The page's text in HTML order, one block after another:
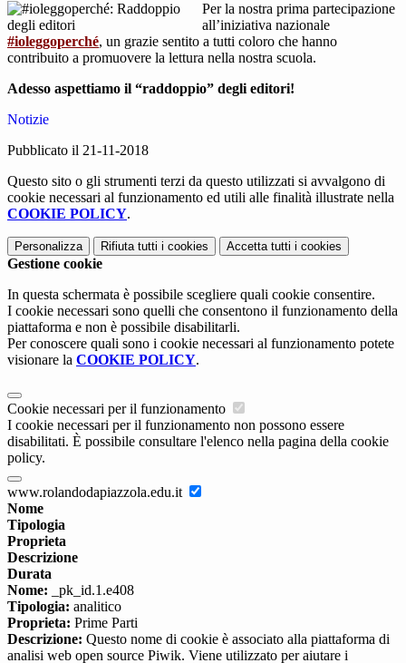
Per la nostra prima partecipazione
all’iniziativa nazionale
#ioleggoperché, un grazie sentito a tutti coloro che hanno
contribuito a promuovere la lettura nella nostra scuola.
Adesso aspettiamo il “raddoppio” degli editori!
Notizie
Pubblicato il 21-11-2018
Questo sito o gli strumenti terzi da questo utilizzati si avvalgono di
cookie necessari al funzionamento ed utili alle finalità illustrate nella
COOKIE POLICY.
Personalizza Rifiuta tutti i cookies Accetta tutti i cookies
Gestione cookie
In questa schermata è possibile scegliere quali cookie consentire.
I cookie necessari sono quelli che consentono il funzionamento della
piattaforma e non è possibile disabilitarli.
Per conoscere quali sono i cookie necessari al funzionamento potete
visionare la COOKIE POLICY.
Cookie necessari per il funzionamento
I cookie necessari per il funzionamento non possono essere
disabilitati. È possibile consultare l'elenco nella pagina della cookie
policy.
www.rolandodapiazzola.edu.it
Nome
Tipologia
Proprieta
Descrizione
Durata
Nome: _pk_id.1.e408
Tipologia: analitico
Proprieta: Prime Parti
Descrizione: Questo nome di cookie è associato alla piattaforma di
analisi web open source Piwik. Viene utilizzato per aiutare i